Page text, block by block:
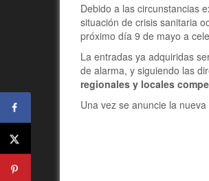
Debido a las circunstancias
situación de crisis sanitaria
próximo día 9 de mayo a
La entradas ya adquiridas
de alarma, y siguiendo las
regionales y locales
Una vez se anuncie la